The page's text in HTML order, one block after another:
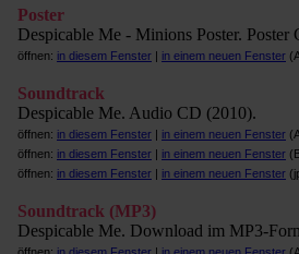
Poster
Despicable Me - Minions Poster. Poster
öffnen: in diesem Fenster | in einem neuen Fenster
Soundtrack
Despicable Me. Audio CD (2010).
öffnen: in diesem Fenster | in einem neuen Fenster
öffnen: in diesem Fenster | in einem neuen Fenster
öffnen: in diesem Fenster | in einem neuen Fenster
Soundtrack (MP3)
Despicable Me. Download im MP3-